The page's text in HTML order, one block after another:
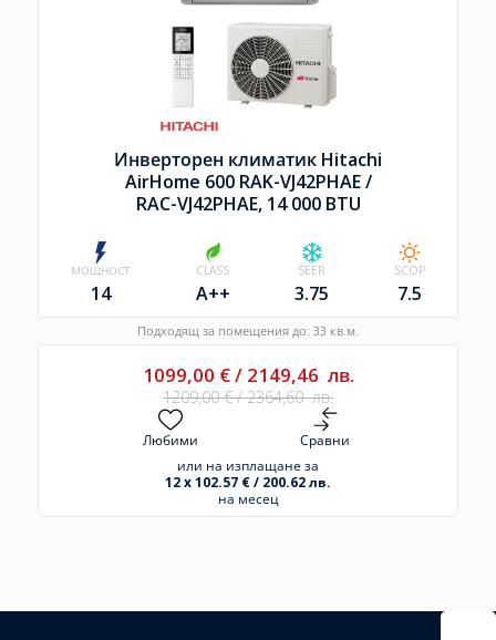
Инверторен климатик Hitachi
AirHome 600 RAK-VJ42PHAE /
RAC-VJ42PHAE, 14 000 BTU
МОЩНОСТ
14
CLASS
A++
SEER
3.75
SCOP
7.5
Подходящ за помещения до: 33 кв.м.
1099,00 €/ 2149,46 лв.
1209,00€/2364,60лв.
Любими
Сравни
или на изплащане за
12 x 102.57 € / 200.62 лв.
на месец